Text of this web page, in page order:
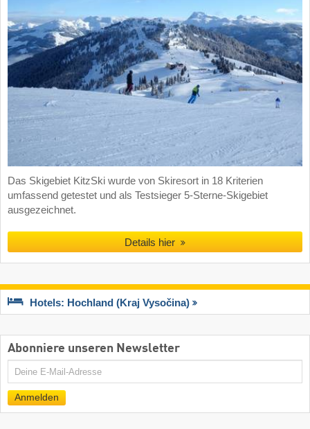
Das Skigebiet KitzSki wurde von Skiresort in 18 Kriterien
umfassend getestet und als Testsieger 5-Sterne-Skigebiet
ausgezeichnet.
Details hier
Hotels: Hochland (Kraj Vysočina)
Abonniere unseren Newsletter
E-
Anmelden